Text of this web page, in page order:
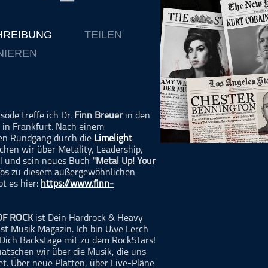
RnB
Rock
Schlager
Techno
TEILEN
treffe ich Dr. Finn Breuer in den
in Frankfurt. Nach einem
Rundgang durch die Limelight
wir über Metality, Leadership,
und sein neues Buch "Metal Up! Your
zu diesem außergewöhnlichen
es hier: https://www.finn-
ROCKist Dein Hardrock & Heavy
Musik Magazin. Ich bin Uwe Lerch
Backstage mit zu dem RockStars!
wir über die Musik, die uns
Über neue Platten, über Live-Pläne